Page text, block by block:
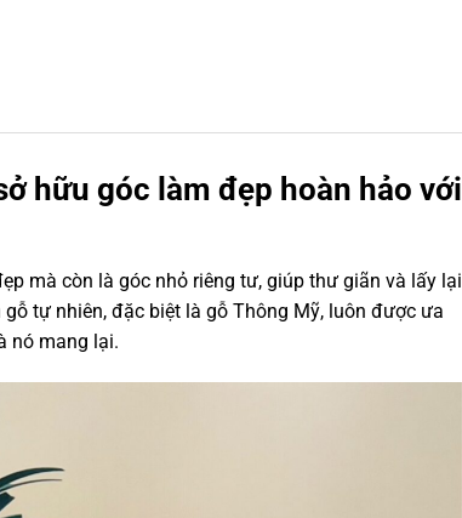
hữu góc làm đẹp hoàn hảo với
mà còn là góc nhỏ riêng tư, giúp thư giãn và lấy lại
tự nhiên, đặc biệt là gỗ Thông Mỹ, luôn được ưa
nó mang lại.